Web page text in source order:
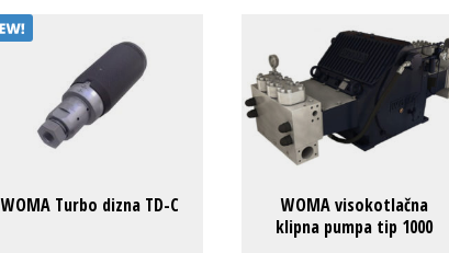
WOMA Turbo dizna TD-C
WOMA visokotlačna
klipna pumpa tip 1000